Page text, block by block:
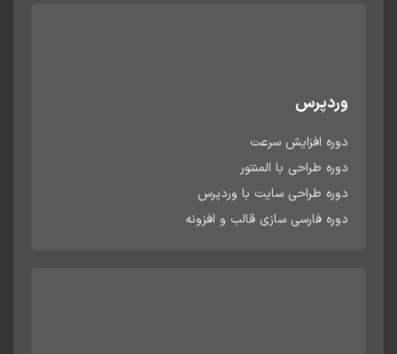
وردپرس
دوره افزایش سرعت
دوره طراحی با المنتور
دوره طراحی سایت با وردپرس
دوره فارسی سازی قالب و افزونه